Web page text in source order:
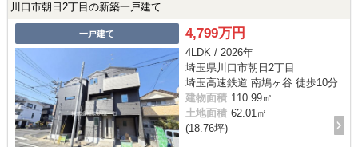
川口市朝日2丁目の新築一戸建て
一戸建て 4,799万円
4LDK / 2026年
埼玉県川口市朝日2丁目
埼玉高速鉄道 南鳩ヶ谷 徒歩10分
建物面積 110.99㎡
土地面積 62.01㎡
(18.76坪)